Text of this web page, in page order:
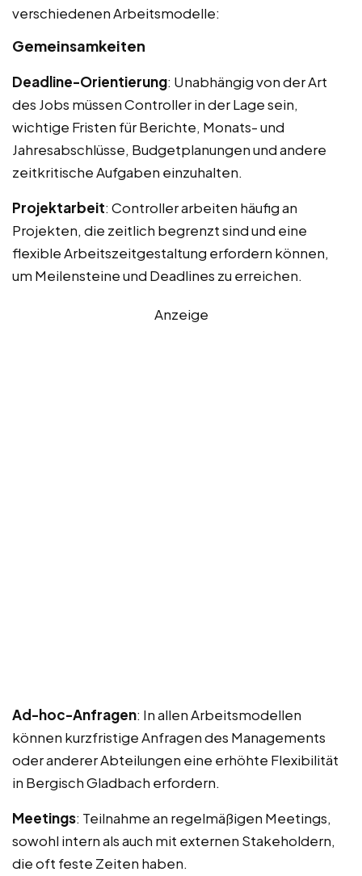
verschiedenen Arbeitsmodelle:
Gemeinsamkeiten
Deadline-Orientierung: Unabhängig von der Art
des Jobs müssen Controller in der Lage sein,
wichtige Fristen für Berichte, Monats- und
Jahresabschlüsse, Budgetplanungen und andere
zeitkritische Aufgaben einzuhalten.
Projektarbeit: Controller arbeiten häufig an
Projekten, die zeitlich begrenzt sind und eine
flexible Arbeitszeitgestaltung erfordern können,
um Meilensteine und Deadlines zu erreichen.
Anzeige
Ad-hoc-Anfragen: In allen Arbeitsmodellen
können kurzfristige Anfragen des Managements
oder anderer Abteilungen eine erhöhte Flexibilität
in Bergisch Gladbach erfordern.
Meetings: Teilnahme an regelmäßigen Meetings,
sowohl intern als auch mit externen Stakeholdern,
die oft feste Zeiten haben.